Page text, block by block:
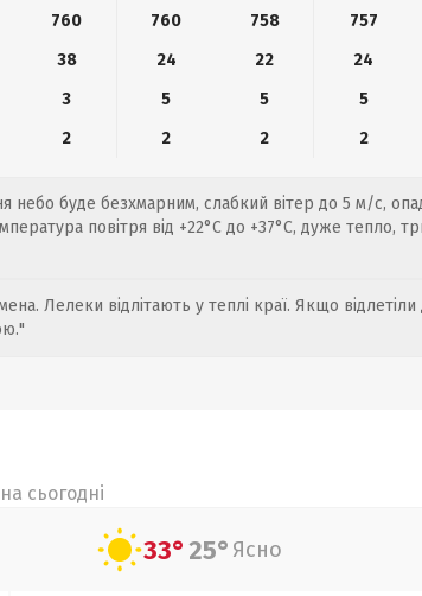
760 760 758 757
38 24 22 24
3 5 5 5
2 2 2 2
небо буде безхмарним, слабкий вітер до 5 м/с,
повітря від +22°C до +37°C, дуже тепло,
Лелеки відлітають у теплі краї. Якщо
сьогодні
33°25° Ясно